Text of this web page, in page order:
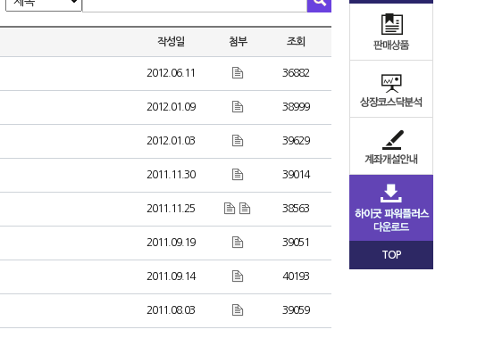
작성일 첨부 조회
2012.06.11 36882
2012.01.09 38999
2012.01.03 39629
2011.11.30 39014
2011.11.25 38563
2011.09.19 39051
2011.09.14 40193
2011.08.03 39059
TOP